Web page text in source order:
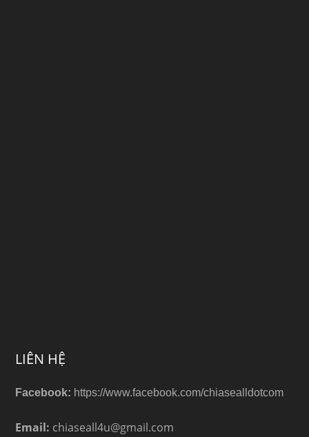
LIÊN HỆ
Facebook: https://www.facebook.com/chiasealldotcom
Email: chiaseall4u@gmail.com